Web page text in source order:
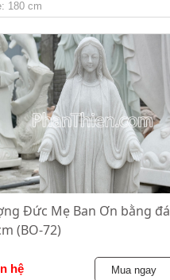
180 cm
Đức Mẹ Ban Ơn bằng đá
(BO-72)
hệ Mua ngay